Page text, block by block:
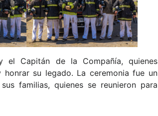
el Capitán de la Compañía, quienes
su legado. La ceremonia fue un
familias, quienes se reunieron para